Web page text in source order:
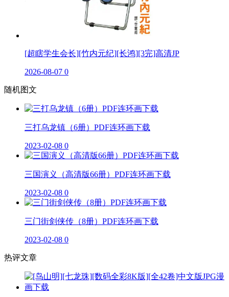
[超瞎学生会长][竹内元纪][长鸿][3完]高清JP
2026-08-07 0
随机图文
三打乌龙镇（6册）PDF连环画下载
2023-02-08 0
三国演义（高清版66册）PDF连环画下载
2023-02-08 0
三门街剑侠传（8册）PDF连环画下载
2023-02-08 0
热评文章